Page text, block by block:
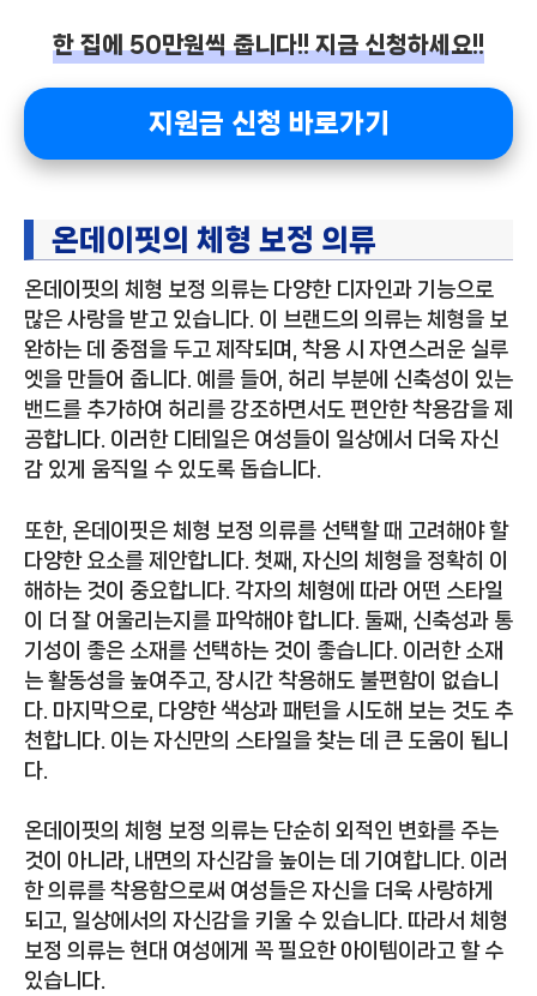
한 집에 50만원씩 줍니다!! 지금 신청하세요!!
지원금 신청 바로가기
온데이핏의 체형 보정 의류
온데이핏의 체형 보정 의류는 다양한 디자인과 기능으로
많은 사랑을 받고 있습니다. 이 브랜드의 의류는 체형을 보
완하는 데 중점을 두고 제작되며, 착용 시 자연스러운 실루
엣을 만들어 줍니다. 예를 들어, 허리 부분에 신축성이 있는
밴드를 추가하여 허리를 강조하면서도 편안한 착용감을 제
공합니다. 이러한 디테일은 여성들이 일상에서 더욱 자신
감 있게 움직일 수 있도록 돕습니다.
또한, 온데이핏은 체형 보정 의류를 선택할 때 고려해야 할
다양한 요소를 제안합니다. 첫째, 자신의 체형을 정확히 이
해하는 것이 중요합니다. 각자의 체형에 따라 어떤 스타일
이 더 잘 어울리는지를 파악해야 합니다. 둘째, 신축성과 통
기성이 좋은 소재를 선택하는 것이 좋습니다. 이러한 소재
는 활동성을 높여주고, 장시간 착용해도 불편함이 없습니
다. 마지막으로, 다양한 색상과 패턴을 시도해 보는 것도 추
천합니다. 이는 자신만의 스타일을 찾는 데 큰 도움이 됩니
다.
온데이핏의 체형 보정 의류는 단순히 외적인 변화를 주는
것이 아니라, 내면의 자신감을 높이는 데 기여합니다. 이러
한 의류를 착용함으로써 여성들은 자신을 더욱 사랑하게
되고, 일상에서의 자신감을 키울 수 있습니다. 따라서 체형
보정 의류는 현대 여성에게 꼭 필요한 아이템이라고 할 수
있습니다.